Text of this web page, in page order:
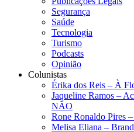
Segurança
Saúde
Tecnologia
Turismo
Podcasts
Opinião
Colunistas
Érika dos Reis​ – À
Jaqueline Ramos –
NÃO
Rone Ronaldo Pires
Melisa Eliana –